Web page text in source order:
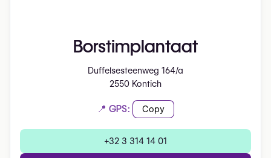
Borstimplantaat
Duffelsesteenweg 164/a
2550 Kontich
📍 GPS: Copy
+32 3 314 14 01